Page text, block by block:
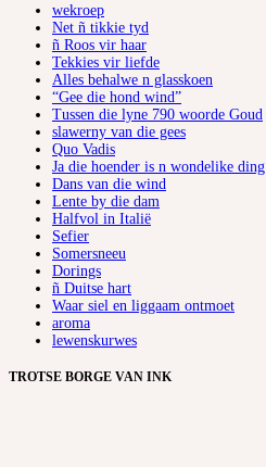
wekroep
Net ñ tikkie tyd
ñ Roos vir haar
Tekkies vir liefde
Alles behalwe n glasskoen
“Gee die hond wind”
Tussen die lyne 790 woorde Goud
slawerny van die gees
Quo Vadis
Ja die hoender is n wondelike ding
Dans van die wind
Lente by die dam
Halfvol in Italië
Sefier
Somersneeu
Dorings
ñ Duitse hart
Waar siel en liggaam ontmoet
aroma
lewenskurwes
TROTSE BORGE VAN INK